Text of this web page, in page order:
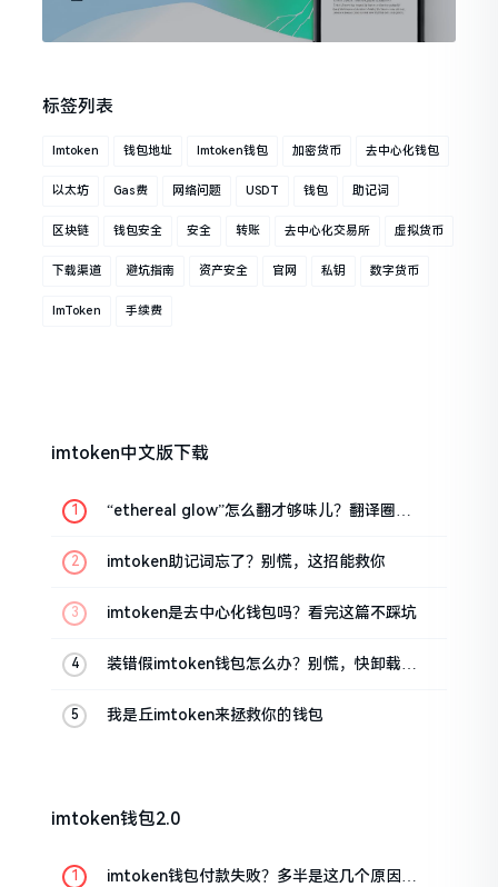
标签列表
Imtoken 钱包地址 Imtoken钱包 加密货币 去中心化钱包
以太坊 Gas费 网络问题 USDT 钱包 助记词
区块链 钱包安全 安全 转账 去中心化交易所 虚拟货币
下载渠道 避坑指南 资产安全 官网 私钥 数字货币
ImToken 手续费
imtoken中文版下载
“ethereal glow”怎么翻才够味儿？翻译圈老
imtoken助记词忘了？别慌，这招能救你
imtoken是去中心化钱包吗？看完这篇不踩坑
装错假imtoken钱包怎么办？别慌，快卸载，
我是丘imtoken来拯救你的钱包
imtoken钱包2.0
imtoken钱包付款失败？多半是这几个原因闹